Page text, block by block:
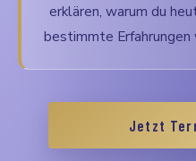
erklären, warum du
bestimmte
Jetzt